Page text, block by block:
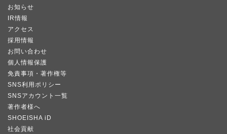
お知らせ
IR情報
アクセス
採用情報
お問い合わせ
個人情報保護
免責事項・著作権等
SNS利用ポリシー
SNSアカウント一覧
著作者様へ
SHOEISHA iD
社会貢献